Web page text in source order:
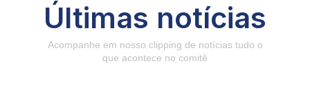
Últimas notícias
Acompanhe em nosso clipping de notícias tudo o
que acontece no comitê